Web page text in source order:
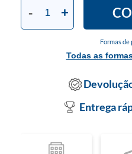
Formas de
Todas as
- +
Entrega